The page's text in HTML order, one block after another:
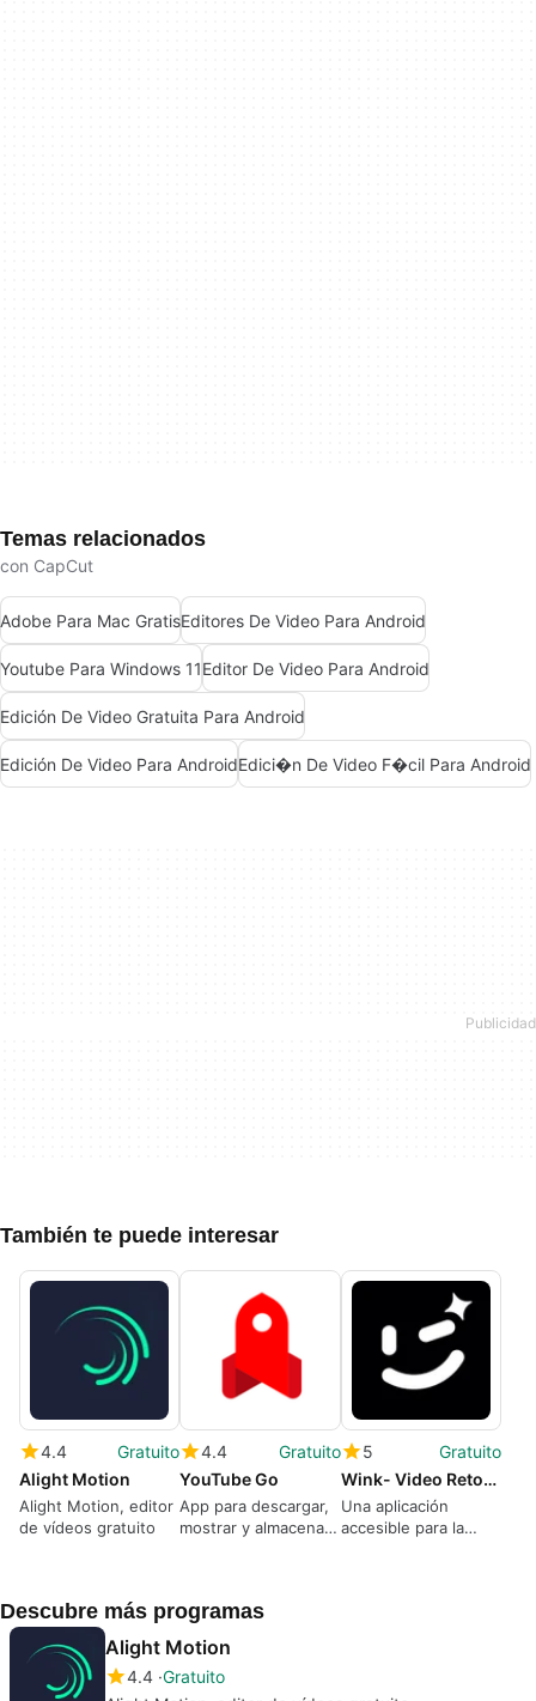
Temas relacionados
con CapCut
Adobe Para Mac GratisEditores De Video Para Android
Youtube Para Windows 11Editor De Video Para Android
Edición De Video Gratuita Para Android
Edición De Video Para AndroidEdici�n De Video F�cil Para Android
También te puede interesar
4.4
Gratuito
Alight Motion
Alight Motion, editor
de vídeos gratuito
4.4
Gratuito
YouTube Go
App para descargar,
mostrar y almacenar
5
Gratuito
Wink- Video Retouching Tool
Una aplicación
accesible para la
Descubre más programas
Alight Motion
4.4 Gratuito